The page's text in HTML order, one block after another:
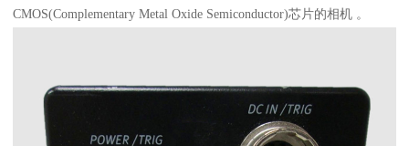
CMOS(Complementary Metal Oxide Semiconductor)芯片的相机 。